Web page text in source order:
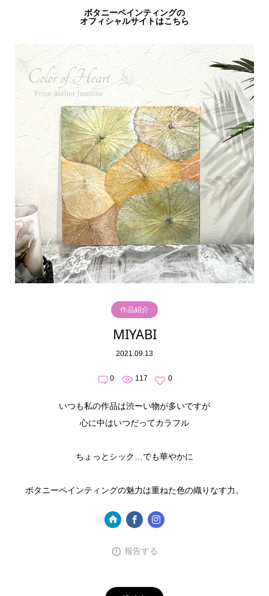
ボタニーペインティングの
オフィシャルサイトはこちら
作品紹介
MIYABI
2021.09.13
0 117 0
いつも私の作品は渋ーい物が多いですが
心に中はいつだってカラフル
ちょっとシック…でも華やかに
ボタニーペインティングの魅力は重ねた色の織りなす力。
報告する